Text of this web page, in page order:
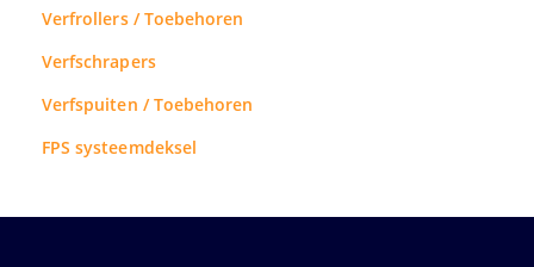
Verfrollers / Toebehoren
Verfschrapers
Verfspuiten / Toebehoren
FPS systeemdeksel